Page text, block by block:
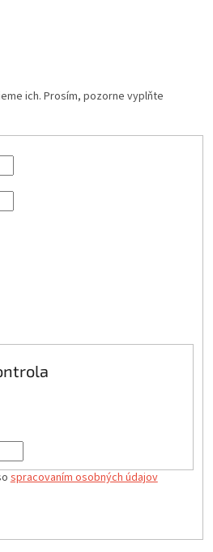
ich. Prosím, pozorne vyplňte
spracovaním osobných údajov